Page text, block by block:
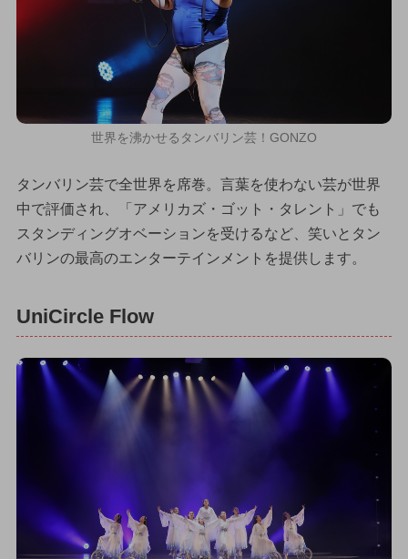
世界を沸かせるタンバリン芸！GONZO
タンバリン芸で全世界を席巻。言葉を使わない芸が世界
中で評価され、「アメリカズ・ゴット・タレント」でも
スタンディングオベーションを受けるなど、笑いとタン
バリンの最高のエンターテインメントを提供します。
UniCircle Flow